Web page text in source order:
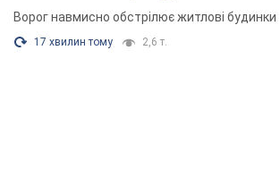
Ворог навмисно обстрілює житлові будинки
17 хвилин тому 2,6 т.